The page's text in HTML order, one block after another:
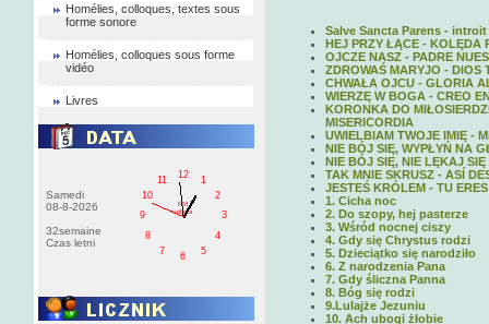
Homélies, colloques, textes sous
forme sonore
Homélies, colloques sous forme
vidéo
Livres
Samedi
08-8-2026
32semaine
Czas letni
1
2
3
4
5
6
7
8
9
10
11
12
PM
sobota
Salve Sancta Parens - introit
HEJ PRZY ŁĄCE - KOLĘDA
OJCZE NASZ - PADRE
ZDROWAŚ MARYJO - DIOS
CHWAŁA OJCU - GLORIA
WIERZĘ W BOGA - CREO
KORONKA DO
MISERICORDIA
UWIELBIAM TWOJE IMIĘ -
NIE BÓJ SIĘ, WYPŁYŃ NA
NIE BÓJ SIĘ, NIE LĘKAJ
TAK MNIE SKRUSZ - ASÍ
JESTEŚ KRÓLEM - TU
1. Cicha noc
2. Do szopy, hej pasterze
3. Wśród nocnej ciszy
4. Gdy się Chrystus rodzi
5. Dzieciątko się narodziło
6. Z narodzenia Pana
7. Gdy śliczna Panna
8. Bóg się rodzi
9.Lulajże Jezuniu
10. Ach ubogi żłobie